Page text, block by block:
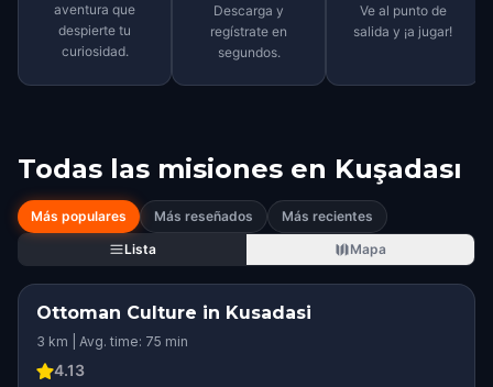
aventura que
despierte tu
curiosidad.
Descarga y
regístrate en
segundos.
Ve al punto de
salida y ¡a jugar!
Todas las misiones en Kuşadası
Más populares Más reseñados
Más recientes
Lista
Mapa
Ottoman Culture in Kusadasi
3 km | Avg. time: 75 min
4.13